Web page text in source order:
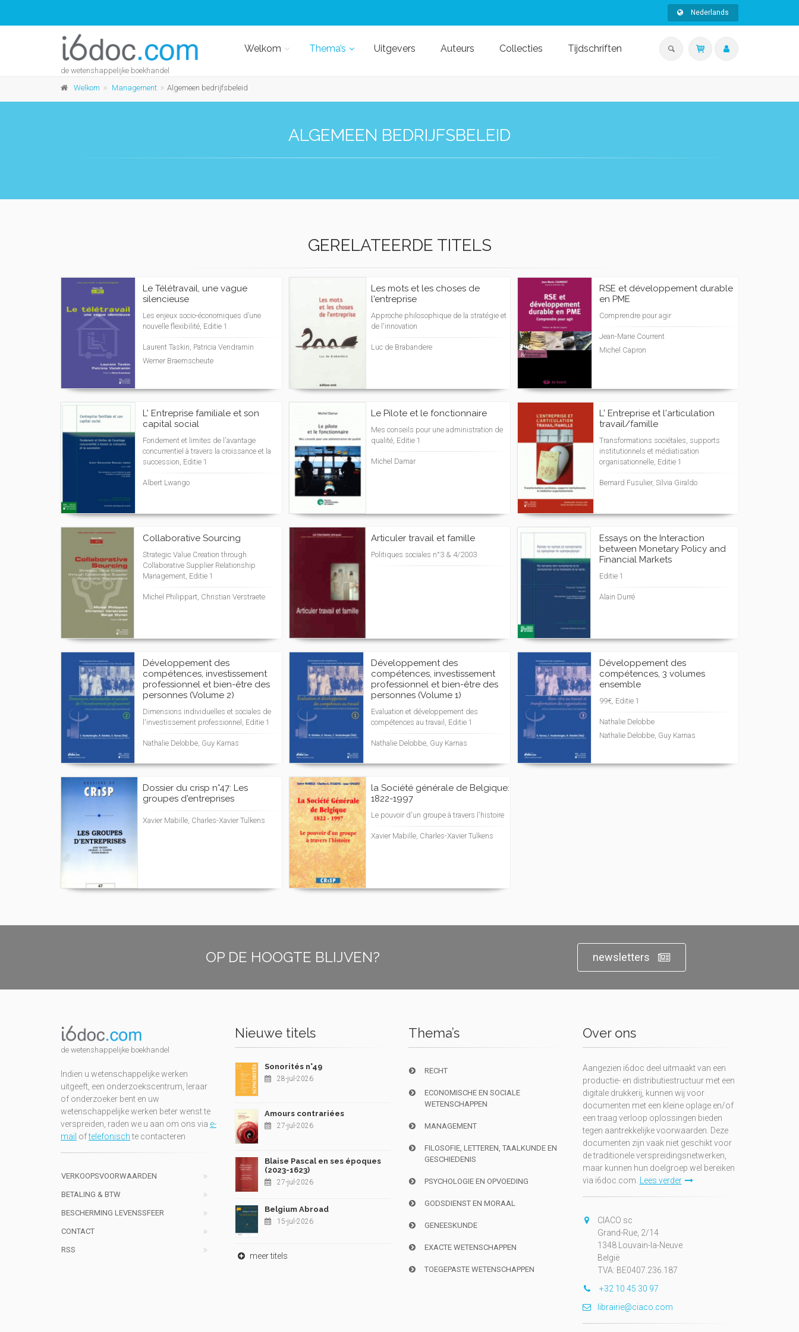
Nederlands
de wetenshappelijke boekhandel
Welkom Thema’s Uitgevers Auteurs Collecties Tijdschriften
Welkom Management Algemeen bedrijfsbeleid
ALGEMEEN BEDRIJFSBELEID
GERELATEERDE TITELS
Le Télétravail, une vague
silencieuse
Les enjeux socio-économiques d’une
nouvelle flexibilité, Editie 1
Laurent Taskin, Patricia Vendramin
Werner Braemscheute
Les mots et les choses de
l'entreprise
Approche philosophique de la stratégie et
de l'innovation
Luc de Brabandere
RSE et développement durable
en PME
Comprendre pour agir
Jean-Marie Courrent
Michel Capron
L' Entreprise familiale et son
capital social
Fondement et limites de l'avantage
concurrentiel à travers la croissance et la
succession, Editie 1
Albert Lwango
Le Pilote et le fonctionnaire
Mes conseils pour une administration de
qualité, Editie 1
Michel Damar
L' Entreprise et l'articulation
travail/famille
Transformations sociétales, supports
institutionnels et médiatisation
organisationnelle, Editie 1
Bernard Fusulier, Silvia Giraldo
Collaborative Sourcing
Strategic Value Creation through
Collaborative Supplier Relationship
Management, Editie 1
Michel Philippart, Christian Verstraete
Articuler travail et famille
Politiques sociales n°3 & 4/2003
Essays on the Interaction
between Monetary Policy and
Financial Markets
Editie 1
Alain Durré
Développement des
compétences, investissement
professionnel et bien-être des
personnes (Volume 2)
Dimensions individuelles et sociales de
l'investissement professionnel, Editie 1
Nathalie Delobbe, Guy Karnas
Développement des
compétences, investissement
professionnel et bien-être des
personnes (Volume 1)
Evaluation et développement des
compétences au travail, Editie 1
Nathalie Delobbe, Guy Karnas
Développement des
compétences, 3 volumes
ensemble
99€, Editie 1
Nathalie Delobbe
Nathalie Delobbe, Guy Karnas
Dossier du crisp n°47: Les
groupes d'entreprises
Xavier Mabille, Charles-Xavier Tulkens
la Société générale de Belgique:
1822-1997
Le pouvoir d'un groupe à travers l'histoire
Xavier Mabille, Charles-Xavier Tulkens
OP DE HOOGTE BLIJVEN? newsletters
de wetenshappelijke boekhandel
Indien u wetenschappelijke werken
uitgeeft, een onderzoekscentrum, leraar
of onderzoeker bent en uw
wetenschappelijke werken beter wenst te
verspreiden, raden we u aan om ons via e-
mail oftelefonischte contacteren
VERKOOPSVOORWAARDEN
BETALING & BTW
BESCHERMING LEVENSSFEER
CONTACT
RSS
Nieuwe titels
Sonorités n°49
28-jul-2026
Amours contrariées
27-jul-2026
Blaise Pascal en ses époques
(2023-1623)
27-jul-2026
Belgium Abroad
15-jul-2026
meer titels
Thema’s
RECHT
ECONOMISCHE EN SOCIALE
WETENSCHAPPEN
MANAGEMENT
FILOSOFIE, LETTEREN, TAALKUNDE EN
GESCHIEDENIS
PSYCHOLOGIE EN OPVOEDING
GODSDIENST EN MORAAL
GENEESKUNDE
EXACTE WETENSCHAPPEN
TOEGEPASTE WETENSCHAPPEN
Over ons
Aangezien i6doc deel uitmaakt van een
productie- en distributiestructuur met een
digitale drukkerij, kunnen wij voor
documenten met een kleine oplage en/of
een traag verloop oplossingen bieden
tegen aantrekkelijke voorwaarden. Deze
documenten zijn vaak niet geschikt voor
de traditionele verspreidingsnetwerken,
maar kunnen hun doelgroep wel bereiken
via i6doc.com.
Lees verder
CIACO sc
Grand-Rue, 2/14
1348 Louvain-la-Neuve
België
TVA: BE0407.236.187
+32 10 45 30 97
librairie@ciaco.com